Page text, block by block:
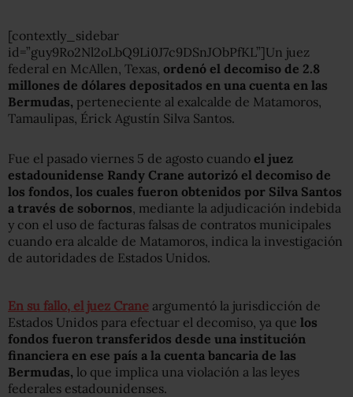
[contextly_sidebar
id=”guy9Ro2Nl2oLbQ9Li0J7c9DSnJObPfKL”]Un juez
federal en McAllen, Texas, ordenó el decomiso de 2.8
millones de dólares depositados en una cuenta en las
Bermudas, perteneciente al exalcalde de Matamoros,
Tamaulipas, Érick Agustín Silva Santos.
Fue el pasado viernes 5 de agosto cuando el juez
estadounidense Randy Crane autorizó el decomiso de
los fondos, los cuales fueron obtenidos por Silva Santos
a través de sobornos, mediante la adjudicación indebida
y con el uso de facturas falsas de contratos municipales
cuando era alcalde de Matamoros, indica la investigación
de autoridades de Estados Unidos.
En su fallo, el juez Crane argumentó la jurisdicción de
Estados Unidos para efectuar el decomiso, ya que los
fondos fueron transferidos desde una institución
financiera en ese país a la cuenta bancaria de las
Bermudas, lo que implica una violación a las leyes
federales estadounidenses.